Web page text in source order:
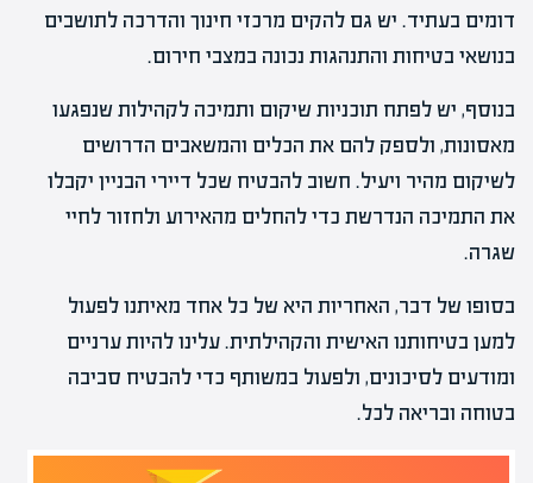
דומים בעתיד. יש גם להקים מרכזי חינוך והדרכה לתושבים
בנושאי בטיחות והתנהגות נכונה במצבי חירום.
בנוסף, יש לפתח תוכניות שיקום ותמיכה לקהילות שנפגעו
מאסונות, ולספק להם את הכלים והמשאבים הדרושים
לשיקום מהיר ויעיל. חשוב להבטיח שכל דיירי הבניין יקבלו
את התמיכה הנדרשת כדי להחלים מהאירוע ולחזור לחיי
שגרה.
בסופו של דבר, האחריות היא של כל אחד מאיתנו לפעול
למען בטיחותנו האישית והקהילתית. עלינו להיות ערניים
ומודעים לסיכונים, ולפעול במשותף כדי להבטיח סביבה
בטוחה ובריאה לכל.